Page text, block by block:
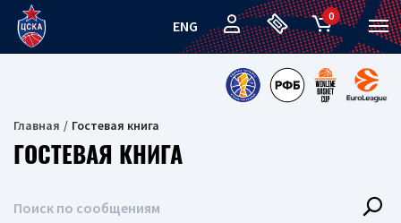
ENG
0
Главная Гостевая книга
ГОСТЕВАЯ КНИГА